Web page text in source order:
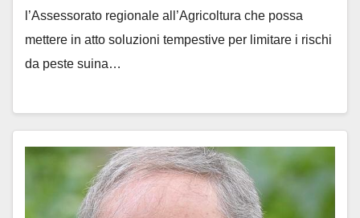
l’Assessorato regionale all’Agricoltura che possa
mettere in atto soluzioni tempestive per limitare i rischi
da peste suina…